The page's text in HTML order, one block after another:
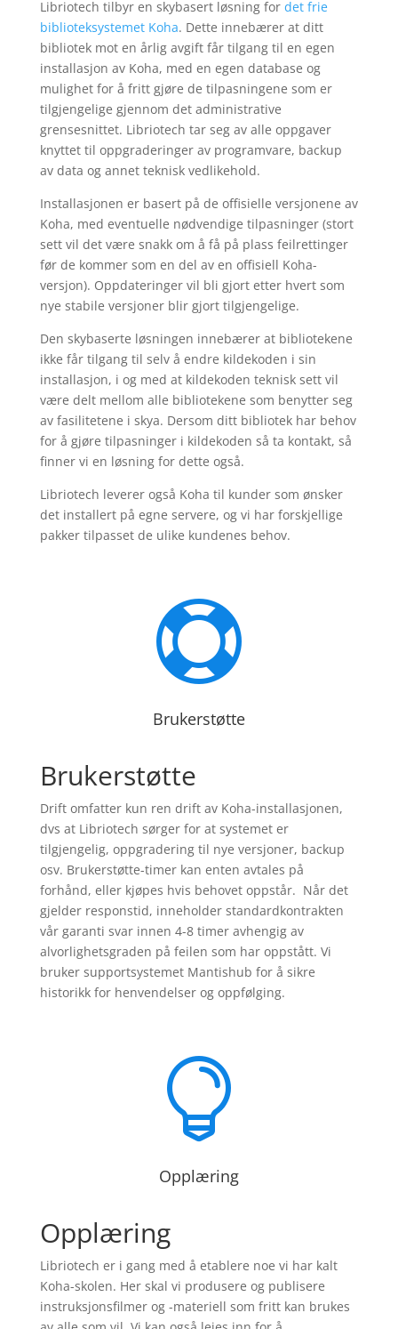
Libriotech tilbyr en skybasert løsning for det frie
biblioteksystemet Koha. Dette innebærer at ditt
bibliotek mot en årlig avgift får tilgang til en egen
installasjon av Koha, med en egen database og
mulighet for å fritt gjøre de tilpasningene som er
tilgjengelige gjennom det administrative
grensesnittet. Libriotech tar seg av alle oppgaver
knyttet til oppgraderinger av programvare, backup
av data og annet teknisk vedlikehold.
Installasjonen er basert på de offisielle versjonene av
Koha, med eventuelle nødvendige tilpasninger (stort
sett vil det være snakk om å få på plass feilrettinger
før de kommer som en del av en offisiell Koha-
versjon). Oppdateringer vil bli gjort etter hvert som
nye stabile versjoner blir gjort tilgjengelige.
Den skybaserte løsningen innebærer at bibliotekene
ikke får tilgang til selv å endre kildekoden i sin
installasjon, i og med at kildekoden teknisk sett vil
være delt mellom alle bibliotekene som benytter seg
av fasilitetene i skya. Dersom ditt bibliotek har behov
for å gjøre tilpasninger i kildekoden så ta kontakt, så
finner vi en løsning for dette også.
Libriotech leverer også Koha til kunder som ønsker
det installert på egne servere, og vi har forskjellige
pakker tilpasset de ulike kundenes behov.

Brukerstøtte
Brukerstøtte
Drift omfatter kun ren drift av Koha-installasjonen,
dvs at Libriotech sørger for at systemet er
tilgjengelig, oppgradering til nye versjoner, backup
osv. Brukerstøtte-timer kan enten avtales på
forhånd, eller kjøpes hvis behovet oppstår. Når det
gjelder responstid, inneholder standardkontrakten
vår garanti svar innen 4-8 timer avhengig av
alvorlighetsgraden på feilen som har oppstått. Vi
bruker supportsystemet Mantishub for å sikre
historikk for henvendelser og oppfølging.

Opplæring
Opplæring
Libriotech er i gang med å etablere noe vi har kalt
Koha-skolen. Her skal vi produsere og publisere
instruksjonsfilmer og -materiell som fritt kan brukes